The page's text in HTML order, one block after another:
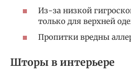
Из-за низкой
только для верхней
Пропитки вредны
Шторы в интерьере